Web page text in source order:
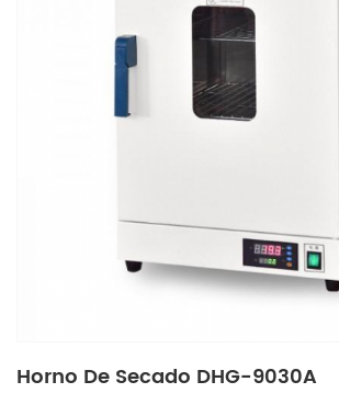
Horno De Secado DHG-9030A